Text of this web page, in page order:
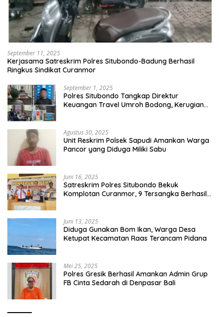
September 11, 2025
Kerjasama Satreskrim Polres Situbondo-Badung Berhasil
Ringkus Sindikat Curanmor
September 1, 2025
Polres Situbondo Tangkap Direktur
Keuangan Travel Umroh Bodong, Kerugian
Agustus 30, 2025
Unit Reskrim Polsek Sapudi Amankan Warga
Pancor yang Diduga Miliki Sabu
Juni 16, 2025
Satreskrim Polres Situbondo Bekuk
Komplotan Curanmor, 9 Tersangka Berhasil
Juni 13, 2025
Diduga Gunakan Bom Ikan, Warga Desa
Ketupat Kecamatan Raas Terancam Pidana
Mei 25, 2025
Polres Gresik Berhasil Amankan Admin Grup
FB Cinta Sedarah di Denpasar Bali